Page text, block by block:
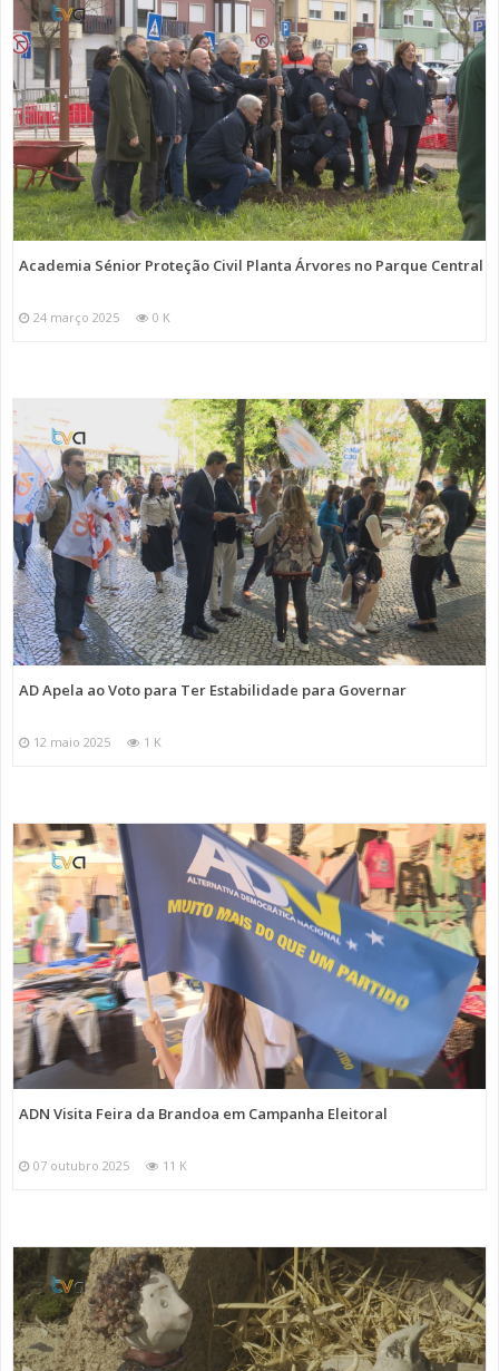
Academia Sénior Proteção Civil Planta Árvores no Parque Central
24 março 2025 0 K
AD Apela ao Voto para Ter Estabilidade para Governar
12 maio 2025 1 K
ADN Visita Feira da Brandoa em Campanha Eleitoral
07 outubro 2025 11 K